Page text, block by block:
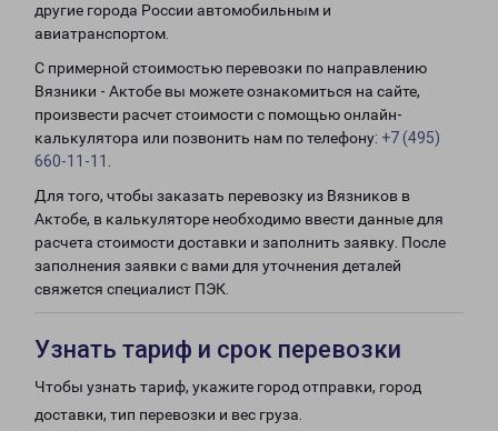
другие города России автомобильным и
авиатранспортом.
С примерной стоимостью перевозки по направлению
Вязники - Актобе вы можете ознакомиться на сайте,
произвести расчет стоимости с помощью онлайн-
калькулятора или позвонить нам по телефону: +7 (495)
660-11-11
Для того, чтобы заказать перевозку из Вязников в
Актобе, в калькуляторе необходимо ввести данные для
расчета стоимости доставки и заполнить заявку. После
заполнения заявки с вами для уточнения деталей
свяжется специалист ПЭК.
Узнать тариф и срок перевозки
Чтобы узнать тариф, укажите город отправки, город
доставки, тип перевозки и вес груза.